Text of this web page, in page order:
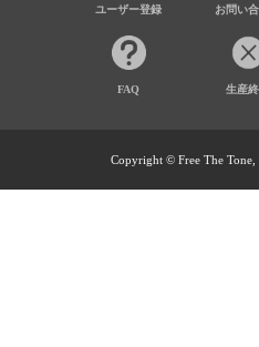
ユーザー登録 お問い
FAQ 生産
Copyright © Free The Tone,